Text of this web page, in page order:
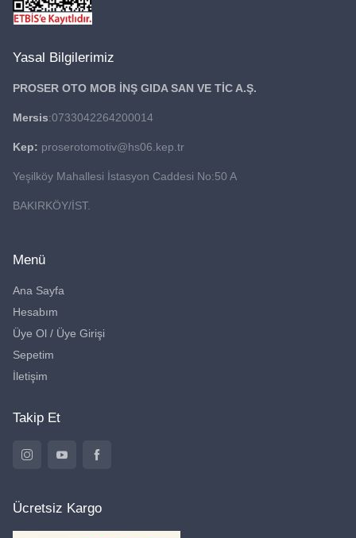
Yasal Bilgilerimiz
PROSER OTO MOB İNŞ GIDASAN VE TİC A.Ş.
Mersis:0733042264200014
Kep: proserotomotiv@hs06.kep.tr
Yeşilköy Mahallesi İstasyon Caddesi No:50 A
BAKIRKÖY/İST.
Menü
Ana Sayfa
Hesabım
Üye Ol / Üye Girişi
Sepetim
İletişim
Takip Et
Ücretsiz Kargo